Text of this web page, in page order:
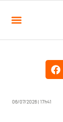
06/07/2026 | 17h41